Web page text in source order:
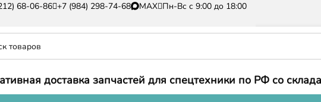
68-06-86 +7 (984) 298-74-68 MAX Пн-Вс с 9:00 до 18:00
доставка запчастей для спецтехники по РФ со